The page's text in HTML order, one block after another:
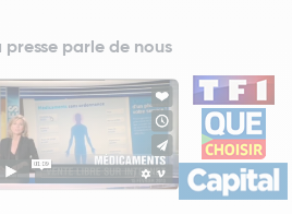
presse parle de nous